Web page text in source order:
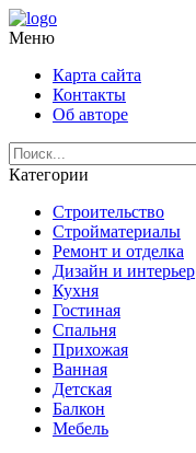
Меню
Карта сайта
Контакты
Об авторе
Категории
Строительство
Стройматериалы
Ремонт и отделка
Дизайн и интерьер
Кухня
Гостиная
Спальня
Прихожая
Ванная
Детская
Балкон
Мебель